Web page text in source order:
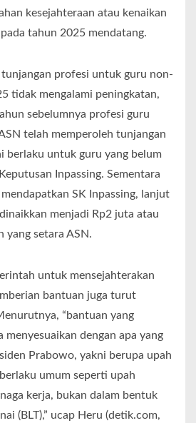
kesejahteraan atau kenaikan
tahun 2025 mendatang.
tunjangan profesi untuk guru non-
tidak mengalami peningkatan,
sebelumnya profesi guru
telah memperoleh tunjangan
berlaku untuk guru yang belum
Inpassing. Sementara
SK Inpassing, lanjut
menjadi Rp2 juta atau
yang setara ASN.
untuk mensejahterakan
bantuan juga turut
“bantuan yang
menyesuaikan dengan apa yang
Prabowo, yakni berupa upah
umum seperti upah
kerja, bukan dalam bentuk
(BLT),” ucap Heru (detik.com,